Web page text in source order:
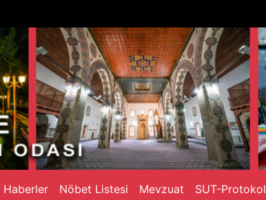
Haberler Nöbet Listesi Mevzuat SUT-Protokol